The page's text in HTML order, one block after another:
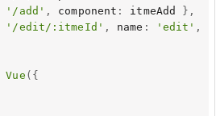
'/add' , component : itmeAdd } ,
'/edit/:itmeId' , name : 'edit' ,
Vue ( {